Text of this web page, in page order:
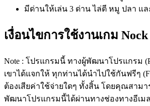
มีด่านให้เล่น 3 ด่าน ไล่ตี หมู ปลา แล
เงื่อนไขการใช้งานเกม
Note : โปรแกรมนี้ ทางผู้พัฒนาโปรแกรม
เขาได้แจกให้ ทุกท่านได้นำไปใช้กันฟรีๆ
ต้องเสียค่าใช้จ่ายใดๆ ทั้งสิ้น โดยคุณสาม
พัฒนาโปรแกรมนี้ได้ผ่านทางช่องทางอีเมล